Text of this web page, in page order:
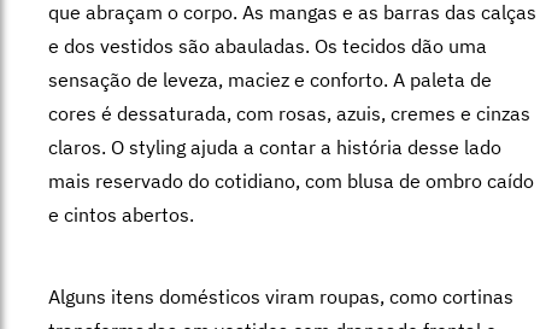
que abraçam o corpo. As mangas e as barras das calças
e dos vestidos são abauladas. Os tecidos dão uma
sensação de leveza, maciez e conforto. A paleta de
cores é dessaturada, com rosas, azuis, cremes e cinzas
claros. O styling ajuda a contar a história desse lado
mais reservado do cotidiano, com blusa de ombro caído
e cintos abertos.
Alguns itens domésticos viram roupas, como cortinas